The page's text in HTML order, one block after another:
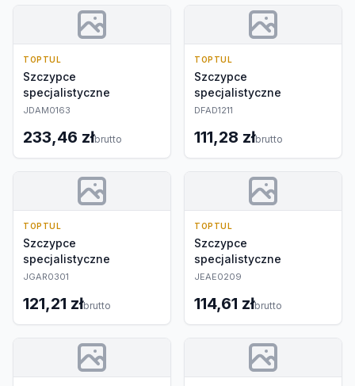
TOPTUL
Szczypce
specjalistyczne
JDAM0163
233,46 złbrutto
TOPTUL
Szczypce
specjalistyczne
DFAD1211
111,28 złbrutto
TOPTUL
Szczypce
specjalistyczne
JGAR0301
121,21 złbrutto
TOPTUL
Szczypce
specjalistyczne
JEAE0209
114,61 złbrutto